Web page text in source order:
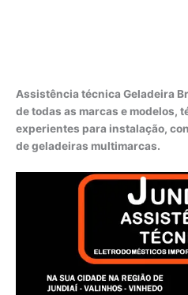
Assistência técnica Geladeira
de todas as marcas e modelos,
experientes para instalação,
de geladeiras multimarcas.